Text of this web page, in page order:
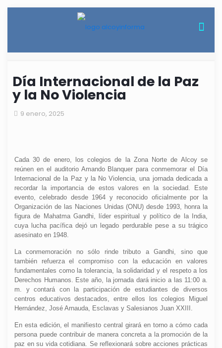
Día Internacional de la Paz
y la No Violencia
9 enero, 2025
Cada 30 de enero, los colegios de la Zona Norte de Alcoy se
reúnen en el auditorio Amando Blanquer para conmemorar el Día
Internacional de la Paz y la No Violencia, una jornada dedicada a
recordar la importancia de estos valores en la sociedad. Este
evento, celebrado desde 1964 y reconocido oficialmente por la
Organización de las Naciones Unidas (ONU) desde 1993, honra la
figura de Mahatma Gandhi, líder espiritual y político de la India,
cuya lucha pacífica dejó un legado perdurable pese a su trágico
asesinato en 1948.
La conmemoración no sólo rinde tributo a Gandhi, sino que
también refuerza el compromiso con la educación en valores
fundamentales como la tolerancia, la solidaridad y el respeto a los
Derechos Humanos. Este año, la jornada dará inicio a las 11:00 a.
m. y contará con la participación de estudiantes de diversos
centros educativos destacados, entre ellos los colegios Miguel
Hernández, José Arnauda, Esclavas y Salesianos Juan XXIII.
En esta edición, el manifiesto central girará en torno a cómo cada
persona puede contribuir de manera concreta a la promoción de la
paz en su vida cotidiana. Se reflexionará sobre acciones prácticas